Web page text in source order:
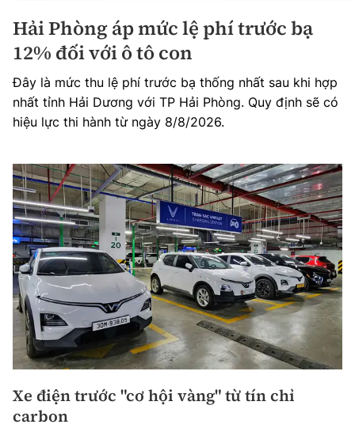
Hải Phòng áp mức lệ phí trước bạ
12% đối với ô tô con
Đây là mức thu lệ phí trước bạ thống nhất sau khi hợp
nhất tỉnh Hải Dương với TP Hải Phòng. Quy định sẽ có
hiệu lực thi hành từ ngày 8/8/2026.
Xe điện trước "cơ hội vàng" từ tín chỉ
carbon